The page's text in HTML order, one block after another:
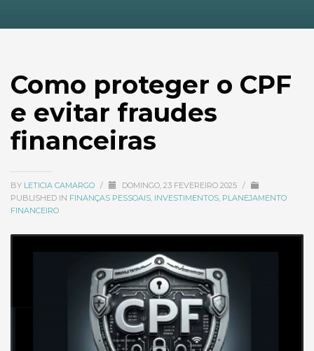
Como proteger o CPF
e evitar fraudes
financeiras
BY LETICIA CAMARGO / DOMINGO, 23 FEVEREIRO 2025 /
PUBLISHED IN FINANÇAS PESSOAIS INVESTIMENTOS PLANEJAMENTO
FINANCEIRO